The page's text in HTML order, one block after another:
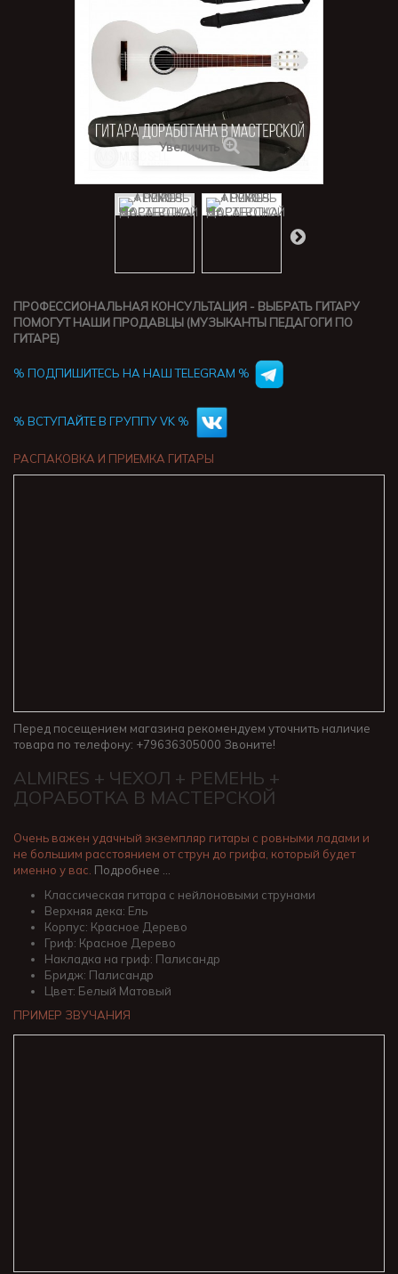
Увеличить
ПРОФЕССИОНАЛЬНАЯ КОНСУЛЬТАЦИЯ - ВЫБРАТЬ ГИТАРУ
ПОМОГУТ НАШИ ПРОДАВЦЫ (МУЗЫКАНТЫ ПЕДАГОГИ ПО
ГИТАРЕ)
% ПОДПИШИТЕСЬ НА НАШ TELEGRAM %
% ВСТУПАЙТЕ В ГРУППУ VK %
РАСПАКОВКА И ПРИЕМКА ГИТАРЫ
Перед посещением магазина рекомендуем уточнить наличие
товара по телефону: +79636305000 Звоните!
ALMIRES + ЧЕХОЛ + РЕМЕНЬ +
ДОРАБОТКА В МАСТЕРСКОЙ
Очень важен удачный экземпляр гитары с ровными ладами и
не большим расстоянием от струн до грифа, который будет
именно у вас. Подробнее …
Классическая гитара с нейлоновыми струнами
Верхняя дека: Ель
Корпус: Красное Дерево
Гриф: Красное Дерево
Накладка на гриф: Палисандр
Бридж: Палисандр
Цвет: Белый Матовый
ПРИМЕР ЗВУЧАНИЯ